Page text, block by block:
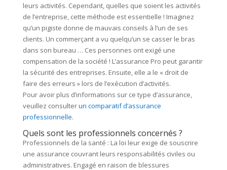
leurs activités. Cependant, quelles que soient les activités
de l’entreprise, cette méthode est essentielle ! Imaginez
qu’un pigiste donne de mauvais conseils à l’un de ses
clients. Un commerçant a vu quelqu’un se casser le bras
dans son bureau … Ces personnes ont exigé une
compensation de la société ! L’assurance Pro peut garantir
la sécurité des entreprises. Ensuite, elle a le « droit de
faire des erreurs » lors de l’exécution d’activités.
Pour avoir plus d’informations sur ce type d’assurance,
veuillez consulterun comparatif d’assurance
professionnelle.
Quels sont les professionnels concernés ?
Professionnels de la santé : La loi leur exige de souscrire
une assurance couvrant leurs responsabilités civiles ou
administratives. Engagé en raison de blessures